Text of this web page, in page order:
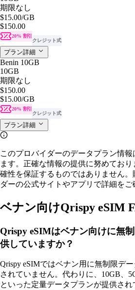
期限なし
$15.00/GB
$150.00
20% 割引
クレジット式
プラン詳細
Benin 10GB
10GB
期限なし
$150.00
$15.00/GB
20% 割引
クレジット式
プラン詳細
このプロバイダーのデータプラン情
ます。正確な情報の提供に努めてお
確性を保証するものではありません。
ダーの公式サイトやアプリで詳細をご
ベナン向けQrispy eSIM
Qrispy eSIMはベナン向けに無
供していますか？
Qrispy eSIMではベナン用に無制限デ
されていません。代わりに、10GB、
といった定量データプランが提供さ